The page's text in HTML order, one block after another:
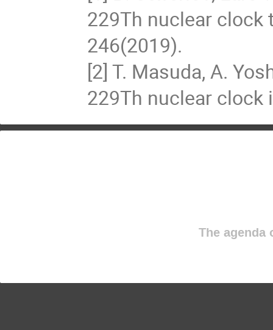
229Th nuclear clock
246(2019).
[2] T. Masuda, A.
229Th nuclear clock
The